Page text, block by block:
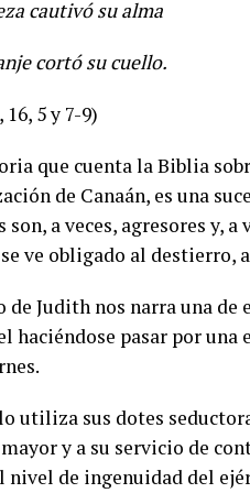
cautivó su alma
cortó su cuello.
5 y 7-9)
que cuenta la Biblia
de Canaán, es una
son, a veces, agresores y,
ve obligado al destierro,
de Judith nos narra una de
haciéndose pasar por
utiliza sus dotes
y a su servicio de
nivel de ingenuidad del